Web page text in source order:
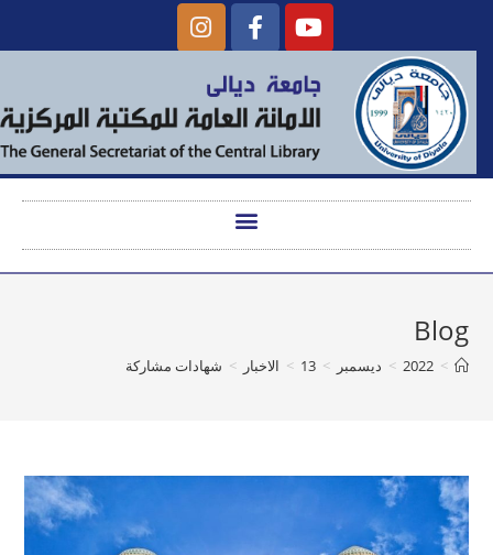
Blog
>
2022
> ديسمبر >
13
> الاخبار > شهادات مشاركة